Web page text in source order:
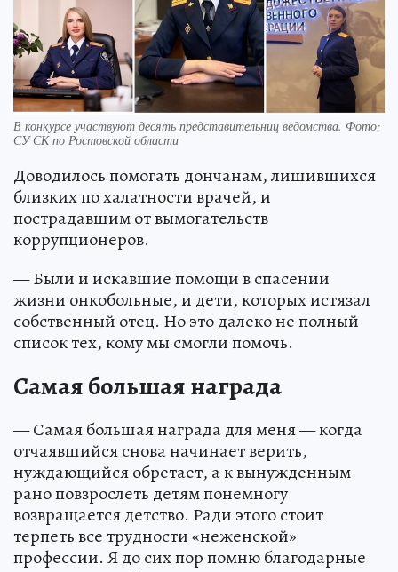
В конкурсе участвуют десять представительниц ведомства. Фото:
СУ СК по Ростовской области
Доводилось помогать дончанам, лишившихся
близких по халатности врачей, и
пострадавшим от вымогательств
коррупционеров.
— Были и искавшие помощи в спасении
жизни онкобольные, и дети, которых истязал
собственный отец. Но это далеко не полный
список тех, кому мы смогли помочь.
Самая большая награда
— Самая большая награда для меня — когда
отчаявшийся снова начинает верить,
нуждающийся обретает, а к вынужденным
рано повзрослеть детям понемногу
возвращается детство. Ради этого стоит
терпеть все трудности «неженской»
профессии. Я до сих пор помню благодарные